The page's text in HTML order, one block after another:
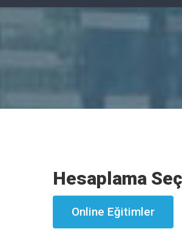
Hesaplama
Online Eğitimler